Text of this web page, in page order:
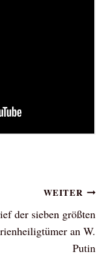
WEITER
der sieben größten
an W.
Putin